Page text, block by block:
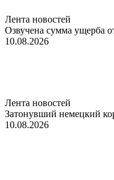
Лента новостей
Озвучена сумма ущерба
10.08.2026
Лента новостей
Затонувший немецкий
10.08.2026